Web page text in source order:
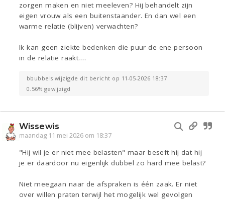
zorgen maken en niet meeleven? Hij behandelt zijn
eigen vrouw als een buitenstaander. En dan wel een
warme relatie (blijven) verwachten?
Ik kan geen ziekte bedenken die puur de ene persoon
in de relatie raakt….
bbubbels wijzigde dit bericht op 11-05-2026 18:37
0.56% gewijzigd
Wissewis
maandag 11 mei 2026 om 18:37
"Hij wil je er niet mee belasten" maar beseft hij dat hij
je er daardoor nu eigenlijk dubbel zo hard mee belast?
Niet meegaan naar de afspraken is één zaak. Er niet
over willen praten terwijl het mogelijk wel gevolgen